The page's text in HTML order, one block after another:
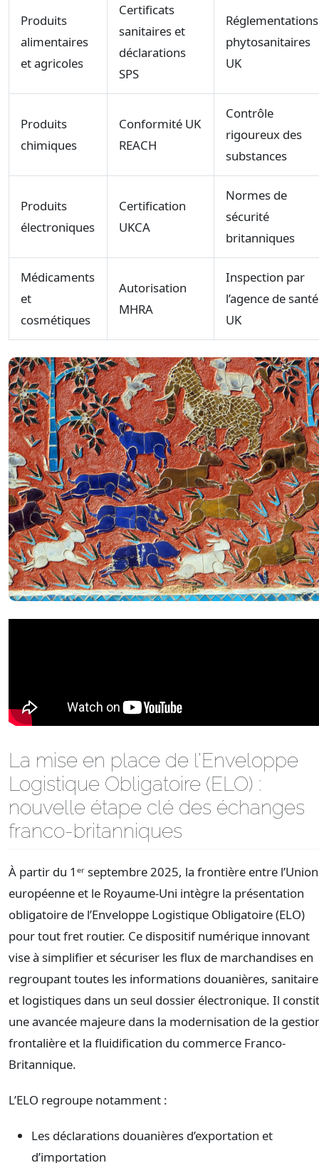
Produits
alimentaires
et agricoles
Certificats
sanitaires et
déclarations
SPS
Réglementations
phytosanitaires
UK
Produits
chimiques
Conformité UK
REACH
Contrôle
rigoureux des
substances
Produits
électroniques
Certification
UKCA
Normes de
sécurité
britanniques
Médicaments
et
cosmétiques
Autorisation
MHRA
Inspection par
l’agence de santé
UK
La mise en place de l’Enveloppe
Logistique Obligatoire (ELO) :
nouvelle étape clé des échanges
franco-britanniques
À partir du 1ᵉʳ septembre 2025, la frontière entre l’Union
européenne et le Royaume-Uni intègre la présentation
obligatoire de l’Enveloppe Logistique Obligatoire (ELO)
pour tout fret routier. Ce dispositif numérique innovant
vise à simplifier et sécuriser les flux de marchandises en
regroupant toutes les informations douanières,
et logistiques dans un seul dossier électronique. Il
une avancée majeure dans la modernisation de la
frontalière et la fluidification du commerce Franco-
Britannique.
L’ELO regroupe notamment :
Les déclarations douanières d’exportation et
d’importation